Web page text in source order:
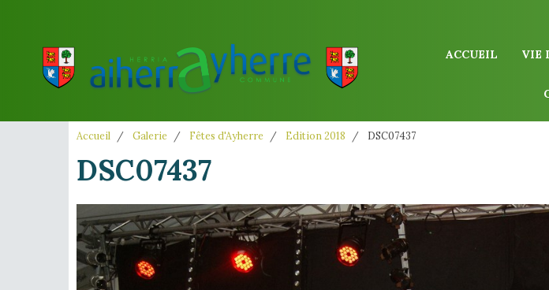
ACCUEIL VIE
Accueil Galerie Fêtes d'Ayherre Edition 2018 DSC07437
DSC07437